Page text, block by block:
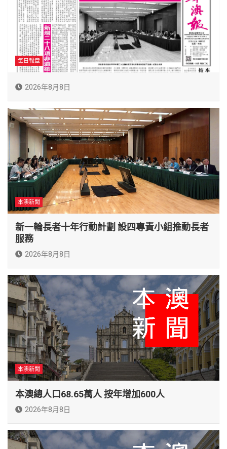
每日報章
2026年8月8日
本澳新聞
新一輪長者十年行動計劃 設四專責小組推動長者
服務
2026年8月8日
本澳新聞
本澳總人口68.65萬人 按年增加600人
2026年8月8日